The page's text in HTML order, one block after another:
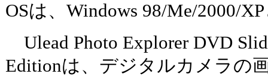
OSは、Windows 98/Me/2000/
Ulead Photo Explorer DVD
Editionは、デジタルカメラの